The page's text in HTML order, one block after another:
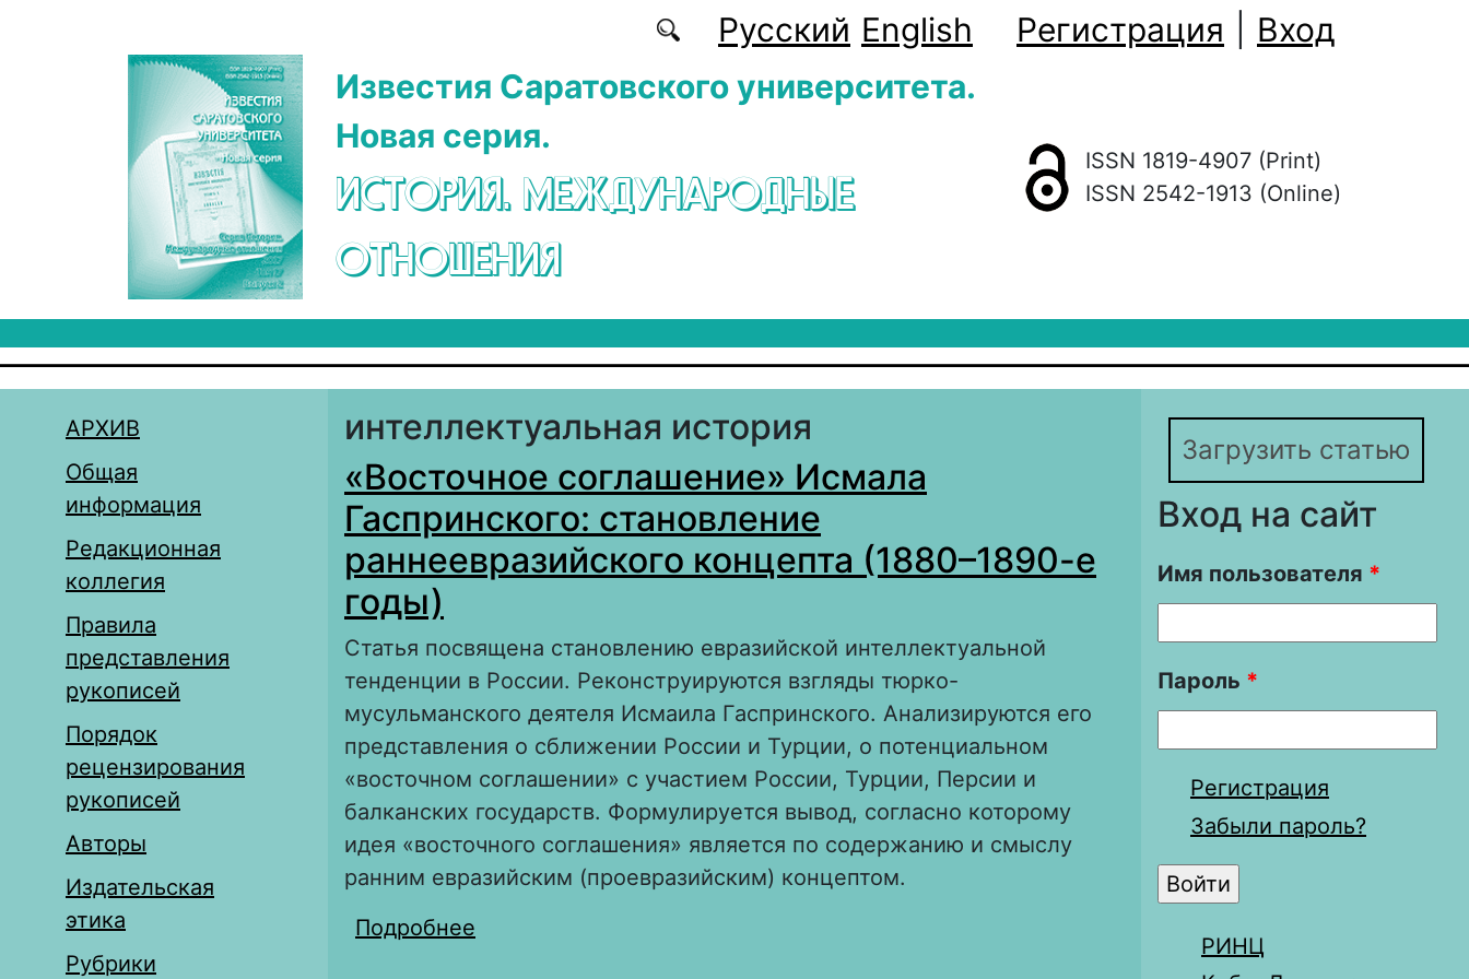
Русский English Регистрация
Вход
Известия Саратовского университета.
Новая серия.
ИСТОРИЯ. МЕЖДУНАРОДНЫЕ
ОТНОШЕНИЯ
ISSN 1819-4907 (Print)
ISSN 2542-1913 (Online)
АРХИВ
Общая
информация
Редакционная
коллегия
Правила
представления
рукописей
Порядок
рецензирования
рукописей
Авторы
Издательская
этика
Рубрики
интеллектуальная история
«Восточное соглашение» Исмала
Гаспринского: становление
раннеевразийского концепта (1880–1890-е
годы)
Статья посвящена становлению евразийской интеллектуальной
тенденции в России. Реконструируются взгляды тюрко-
мусульманского деятеля Исмаила Гаспринского. Анализируются его
представления о сближении России и Турции, о потенциальном
«восточном соглашении» с участием России, Турции, Персии и
балканских государств. Формулируется вывод, согласно которому
идея «восточного соглашения» является по содержанию и смыслу
ранним евразийским (проевразийским) концептом.
Подробнее
Загрузить статью
Вход на сайт
Имя пользователя *
Пароль *
Регистрация
Забыли пароль?
РИНЦ